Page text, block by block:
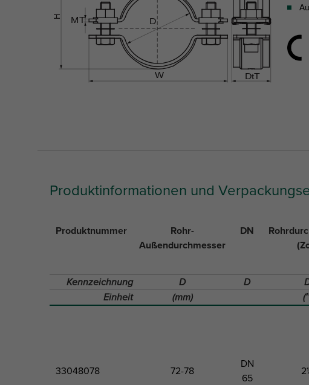
Produktinformationen und
Produktnummer
Rohr-
Außendurchmesser
DN
Kennzeichnung D D
Einheit
(mm)
33048078 72-78
DN
65